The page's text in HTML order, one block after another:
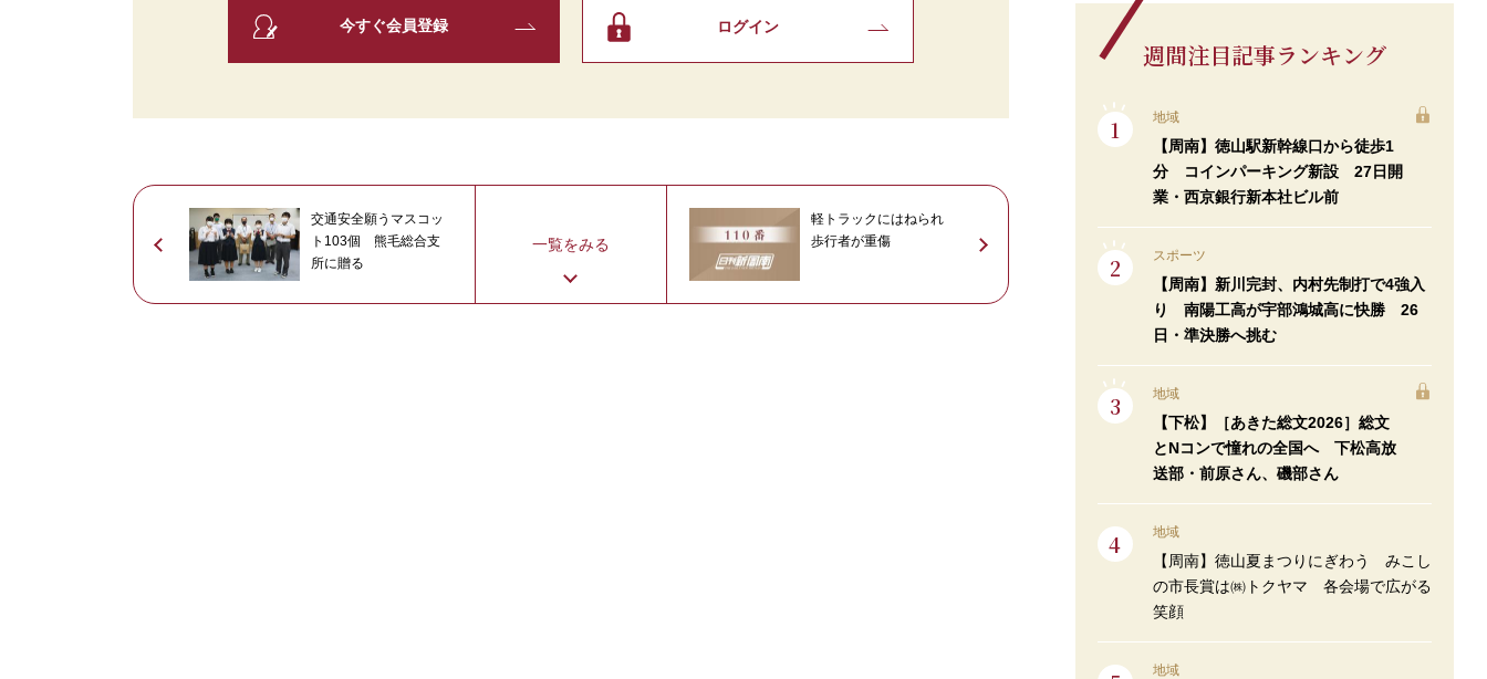
今すぐ会員登録 ログイン
交通安全願うマスコッ
ト103個 熊毛総合支
所に贈る
一覧をみる
軽トラックにはねられ
歩行者が重傷
週間注目記事ランキング
地域
【周南】徳山駅新幹線口から徒歩1
分 コインパーキング新設 27日開
業・西京銀行新本社ビル前
スポーツ
【周南】新川完封、内村先制打で4強入
り 南陽工高が宇部鴻城高に快勝 26
日・準決勝へ挑む
地域
【下松】［あきた総文2026］総文
とNコンで憧れの全国へ 下松高放
送部・前原さん、磯部さん
地域
【周南】徳山夏まつりにぎわう みこし
の市長賞は㈱トクヤマ 各会場で広がる
笑顔
地域